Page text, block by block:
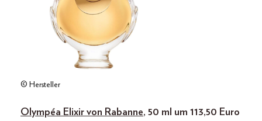
© Hersteller
Olympéa Elixir von Rabanne, 50 ml um 113,50 Euro